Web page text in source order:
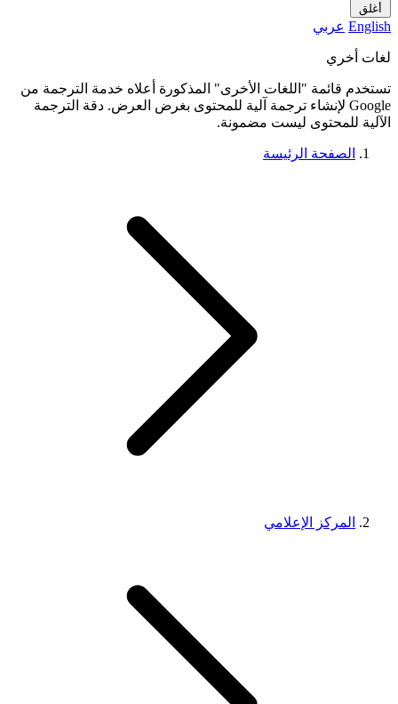
أغلق
English عربي
لغات أخري
تستخدم قائمة "اللغات الأخرى" المذكورة أعلاه خدمة الترجمة من
Google لإنشاء ترجمة آلية للمحتوى بغرض العرض. دقة الترجمة
الآلية للمحتوى ليست مضمونة.
الصفحة الرئيسة
المركز الإعلامي